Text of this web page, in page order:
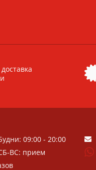
09:00 - 20:00
ВС: прием